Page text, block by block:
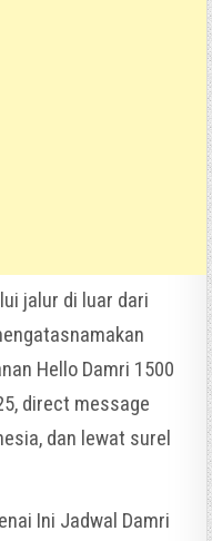
jalur di luar dari
Hello Damri 1500
direct message
dan lewat surel
Ini Jadwal Damri